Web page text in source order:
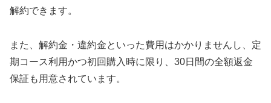
解約できます。
また、解約金・違約金といった費用はかかりませんし、定
期コース利用かつ初回購入時に限り、30日間の全額返金
保証も用意されています。